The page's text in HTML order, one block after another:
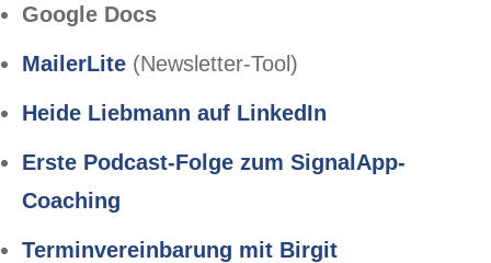
Google Docs
MailerLite (Newsletter-Tool)
Heide Liebmann auf LinkedIn
Erste Podcast-Folge zum SignalApp-
Coaching
Terminvereinbarung mit Birgit